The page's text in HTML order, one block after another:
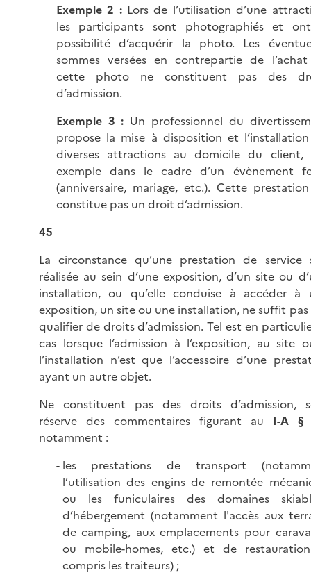
Exemple 2 :Lors de l’utilisation d’une
les participants sont photographiés et
possibilité d’acquérir la photo. Les
sommes versées en contrepartie de
cette photo ne constituent pas des
d’admission.
Exemple 3 : Un professionnel du
propose la mise à disposition et
diverses attractions au domicile du client,
exemple dans le cadre d’un évènement
(anniversaire, mariage, etc.). Cette
constitue pas un droit d’admission.
45
La circonstance qu’une prestation de service
réalisée au sein d’une exposition, d’un site ou
installation, ou qu’elle conduise à accéder à
exposition, un site ou une installation, ne suffit pas
qualifier de droits d’admission. Tel est en
cas lorsque l’admission à l’exposition, au site
l’installation n’est que l’accessoire d’une
ayant un autre objet.
Ne constituent pas des droits d’admission,
réserve des commentaires figurant au I-A §
notamment :
les prestations de transport
l’utilisation des engins de remontée
ou les funiculaires des domaines
d’hébergement (notamment l'accès aux
de camping, aux emplacements pour
ou mobile-homes, etc.) et de
compris les traiteurs) ;